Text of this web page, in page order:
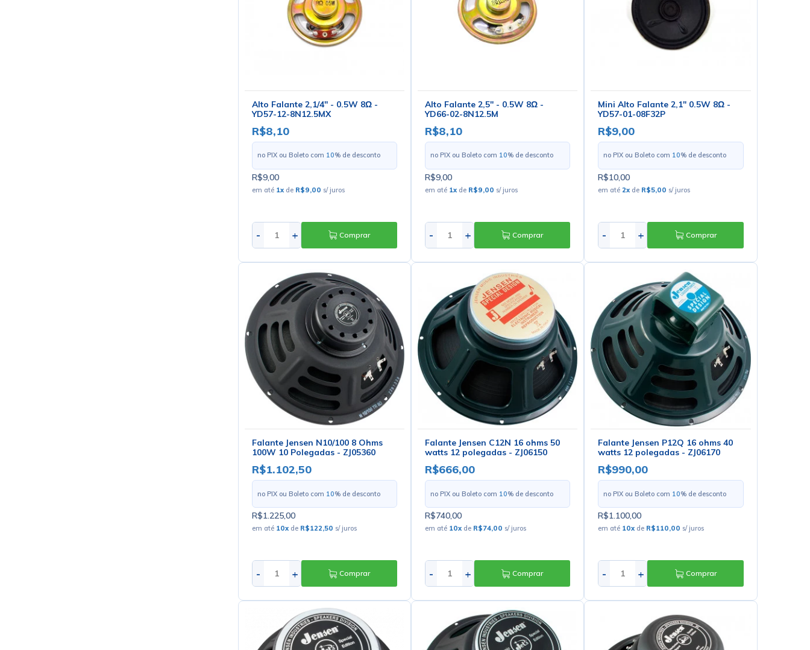
Alto Falante 2,1/4'' - 0.5W 8Ω -
YD57-12-8N12.5MX
R$8,10
no PIX ou Boleto com 10% de desconto
R$9,00
em até 1xde R$9,00 s/ juros
- + Comprar
Alto Falante 2,5'' - 0.5W 8Ω -
YD66-02-8N12.5M
R$8,10
no PIX ou Boleto com 10% de desconto
R$9,00
em até 1xde R$9,00 s/ juros
- + Comprar
Mini Alto Falante 2,1" 0.5W 8Ω -
YD57-01-08F32P
R$9,00
no PIX ou Boleto com 10% de desconto
R$10,00
em até 2x de R$5,00 s/ juros
- + Comprar
Falante Jensen N10/100 8 Ohms
100W 10 Polegadas - ZJ05360
R$1.102,50
no PIX ou Boleto com 10% de desconto
R$1.225,00
em até 10xde R$122,50 s/ juros
- + Comprar
Falante Jensen C12N 16 ohms 50
watts 12 polegadas - ZJ06150
R$666,00
no PIX ou Boleto com 10% de desconto
R$740,00
em até 10xde R$74,00 s/ juros
- + Comprar
Falante Jensen P12Q 16 ohms 40
watts 12 polegadas - ZJ06170
R$990,00
no PIX ou Boleto com 10% de desconto
R$1.100,00
em até 10x de R$110,00 s/ juros
- + Comprar